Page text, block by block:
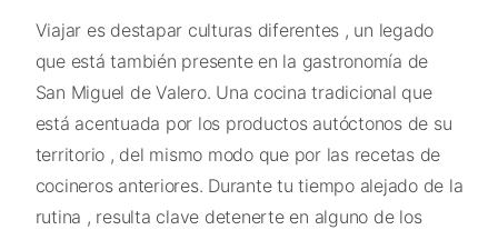
Viajar es destapar culturas diferentes , un legado
que está también presente en la gastronomía de
San Miguel de Valero. Una cocina tradicional que
está acentuada por los productos autóctonos de su
territorio , del mismo modo que por las recetas de
cocineros anteriores. Durante tu tiempo alejado de la
rutina , resulta clave detenerte en alguno de los